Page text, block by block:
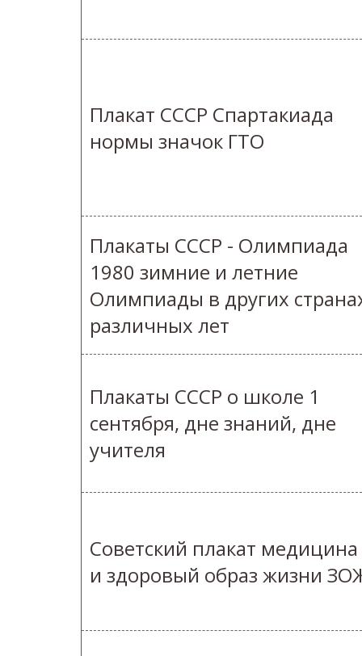
Плакат СССР Спартакиада
нормы значок ГТО
Плакаты СССР - Олимпиада
1980 зимние и летние
Олимпиады в других
различных лет
Плакаты СССР о школе 1
сентября, дне знаний, дне
учителя
Советский плакат медицина
и здоровый образ жизни